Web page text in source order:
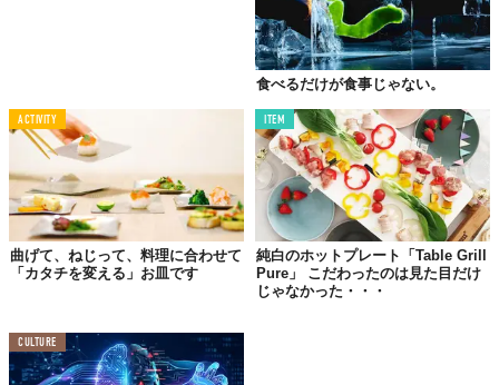
例えばこのステーキ。網焼きの焦げの雰囲気から、肉汁したたる
シズル感を見事に表現しています。見ているだけで、お腹が
食べるだけが食事じゃない。
ACTIVITY
曲げて、ねじって、料理に合わせて
「カタチを変える」お皿です
ITEM
純白のホットプレート「Table Grill
Pure」 こだわったのは見た目だけ
じゃなかった・・・
CULTURE